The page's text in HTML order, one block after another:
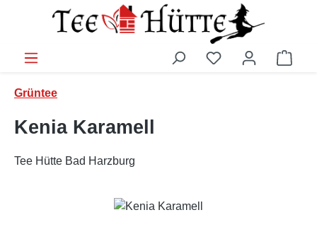
Zum Hauptinhalt springen
Grüntee
Kenia Karamell
Tee Hütte Bad Harzburg
Bildergalerie überspringen